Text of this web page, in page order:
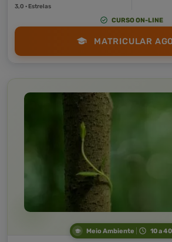
3,0 · Estrelas
CURSO ON-LINE
MATRICULAR
Meio Ambiente 10 a